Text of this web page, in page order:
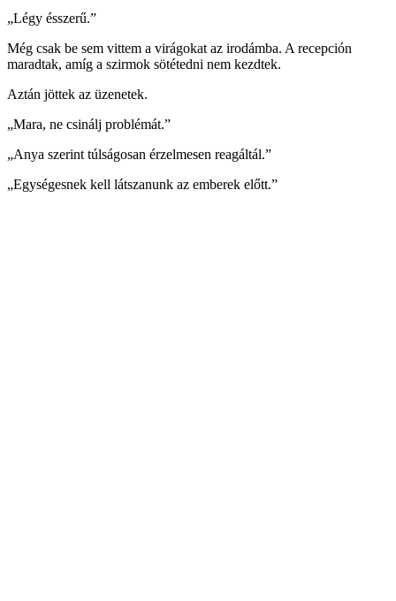
„Légy ésszerű.”
Még csak be sem vittem a virágokat az irodámba. A recepción
maradtak, amíg a szirmok sötétedni nem kezdtek.
Aztán jöttek az üzenetek.
„Mara, ne csinálj problémát.”
„Anya szerint túlságosan érzelmesen reagáltál.”
„Egységesnek kell látszanunk az emberek előtt.”